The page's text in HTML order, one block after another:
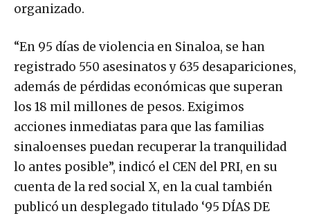
organizado.
“En 95 días de violencia en Sinaloa, se han
registrado 550 asesinatos y 635 desapariciones,
además de pérdidas económicas que superan
los 18 mil millones de pesos. Exigimos
acciones inmediatas para que las familias
sinaloenses puedan recuperar la tranquilidad
lo antes posible”, indicó el CEN del PRI, en su
cuenta de la red social X, en la cual también
publicó un desplegado titulado ‘95 DÍAS DE